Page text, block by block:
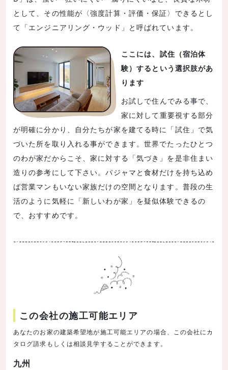
として、その性能が〈強度計算・評価・保証〉できるとし
て「エンジニアリング・ウッド」と呼ばれています。
ここには、試住（宿泊体
験）するという選択肢があ
ります
お試しで住んでみる事で、
家に対して重要視する部分
が明確に分かり、自分たちが家を建てる時に「試住」で気
づいた所を取り入れる事ができます。世界でたったひとつ
のわが家だからこそ、家に対する「気づき」を是非住まい
造りの参考にして下さい。パジャマと食材だけを持ち込め
ば営業マンもいない家族だけの空間となります。普段の生
活のように気軽に「新しいわが家」を疑似体験できるの
で、おすすめです。
この会社の施工可能エリア
あなたのお家の建築希望地が施工可能エリアの場合、この会社にカ
タログ請求もしくは相談見学することができます。
九州